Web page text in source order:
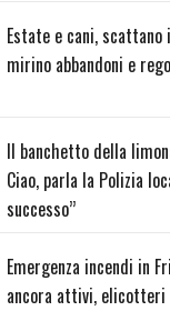
Estate e cani,
mirino abbandoni e
Il banchetto della
Ciao, parla la Polizia
successo”
Emergenza incendi in
ancora attivi, elicotteri